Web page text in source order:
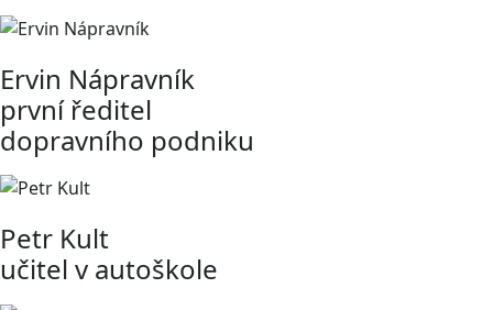
Ervin Nápravník
první ředitel
dopravního podniku
Petr Kult
učitel v autoškole